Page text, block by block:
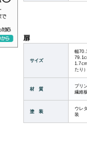
扉
サイズ
幅
たり）
材 質
プリ
繊維板
塗 装
ウレ
装